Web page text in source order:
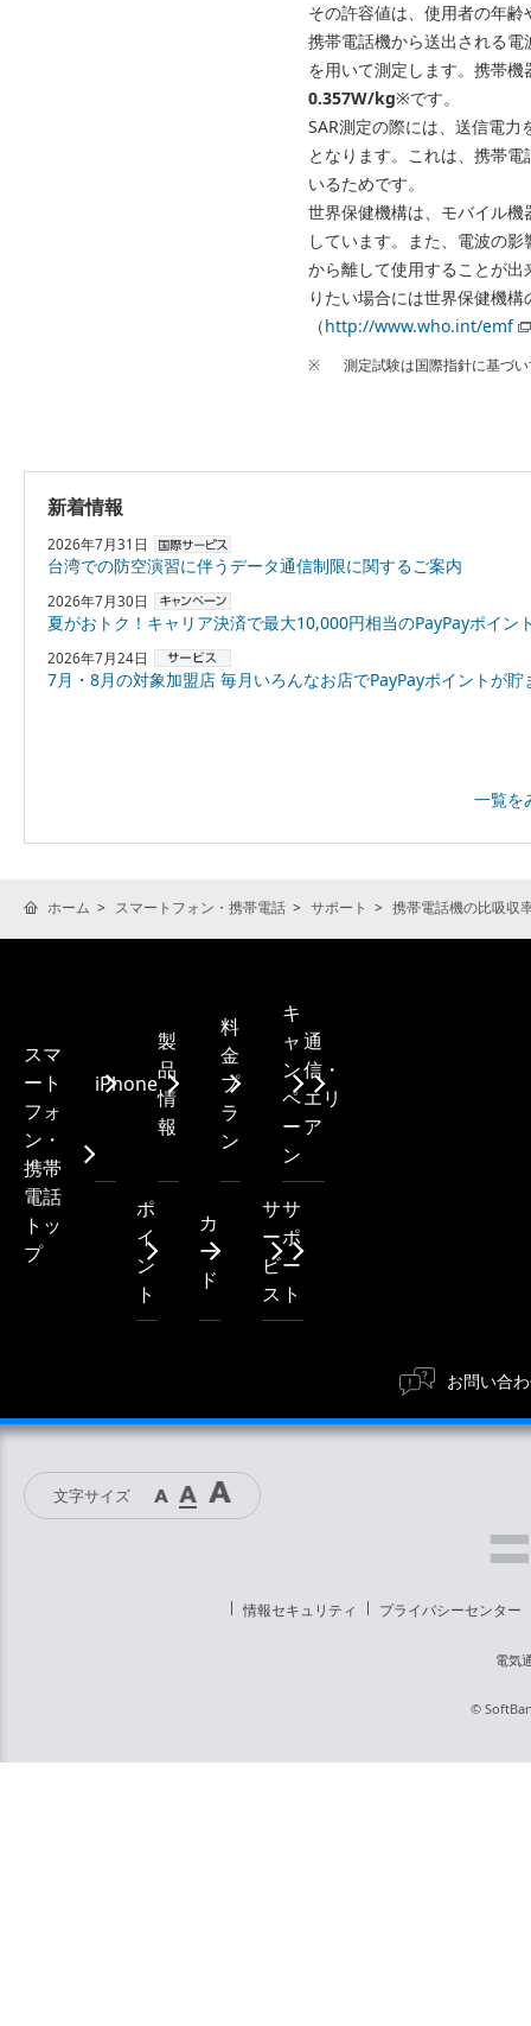
その許容値は、使用者の年
携帯電話機から送出される
を用いて測定します。携帯機
0.357W/kg※です。
SAR測定の際には、送信電
となります。これは、携帯
いるためです。
世界保健機構は、モバイル
しています。また、電波の
から離して使用することが
りたい場合には世界保健機
（http://www.who.int/emf
※ 測定試験は国際指針に基づ
新着情報
2026年7月31日
台湾での防空演習に伴うデータ通信制限に関するご案内
2026年7月30日
夏がおトク！キャリア決済で最大10,000円相当のPayPayポイントプレゼント
2026年7月24日
7月・8月の対象加盟店 毎月いろんなお店でPayPayポイントが貯まる！「スーパーPayPayクーポ
一覧を
ホーム スマートフォン・携帯電話 サポート 携帯電話機の比吸収
スマ
ート
フォ
ン・
携帯
電話
トッ
プ
iPhone
製
品
情
報
料
金
プ
ラ
ン
キ
ャ
ン
ペ
ー
ン
通
信・
エリ
ア
ポ
イ
ン
ト
カ
ー
ド
サ
ー
ビ
ス
サ
ポ
ー
ト
お問い合
文字サイズ
情報セキュリティ プライバシーセンター
電気
©